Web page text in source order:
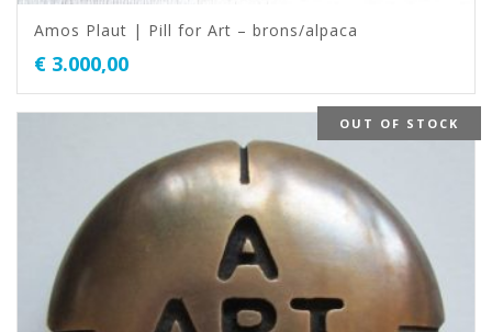
Amos Plaut | Pill for Art – brons/alpaca
€ 3.000,00
OUT OF STOCK